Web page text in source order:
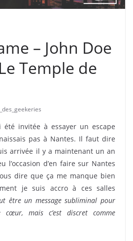
– John Doe
Temple de
été invitée à essayer un escape
pas à Nantes. Il faut dire
arrivée il y a maintenant un an
l’occasion d’en faire sur Nantes
dire que ça me manque bien
je suis accro à ces salles
être un message subliminal pour
mais c’est discret comme